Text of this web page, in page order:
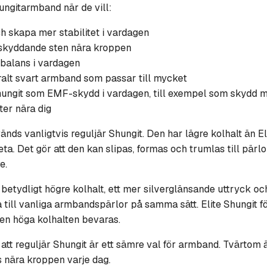
när de vill:
skapa mer stabilitet i vardagen
sten nära kroppen
i vardagen
svart armband som passar till mycket
som EMF-skydd i vardagen, till exempel som
nära dig
vanligtvis reguljär Shungit. Den har lägre kolhalt än
Det gör att den kan slipas, formas och trumlas till
betydligt högre kolhalt, ett mer silverglänsande uttryck
till vanliga armbandspärlor på samma sätt. Elite Shungit
höga kolhalten bevaras.
reguljär Shungit är ett sämre val för armband.
nära kroppen varje dag.